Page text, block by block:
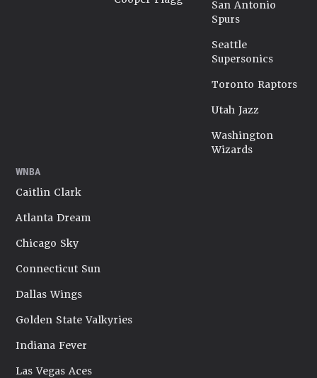
San Antonio
Spurs
Seattle
Supersonics
Toronto Raptors
Utah Jazz
Washington
Wizards
WNBA
Caitlin Clark
Atlanta Dream
Chicago Sky
Connecticut Sun
Dallas Wings
Golden State Valkyries
Indiana Fever
Las Vegas Aces